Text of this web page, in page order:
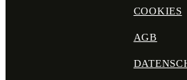
COOKIES
AGB